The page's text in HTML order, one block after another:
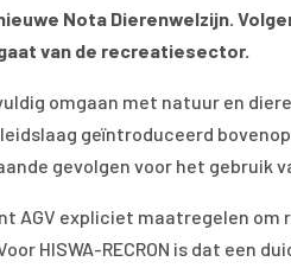
Nota Dierenwelzijn.
van de recreatiesector.
omgaan met natuur en
geïntroduceerd
gevolgen voor het gebruik
AGV expliciet maatregelen
HISWA-RECRON is dat een